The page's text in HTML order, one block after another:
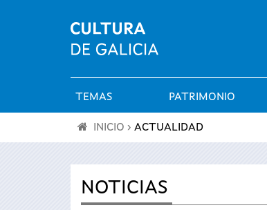
Menú
principal
TEMAS PATRIMONIO
encuentra
INICIO › ACTUALIDAD
NOTICIAS